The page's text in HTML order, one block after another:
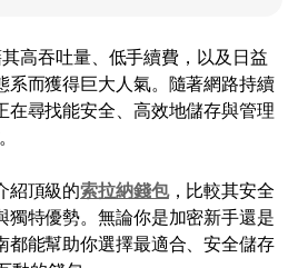
高吞吐量、低手續費，以及日益
系而獲得巨大人氣。隨著網路持續
在尋找能安全、高效地儲存與管理
紹頂級的索拉納錢包，比較其安全
獨特優勢。無論你是加密新手還是
都能幫助你選擇最適合、安全儲存